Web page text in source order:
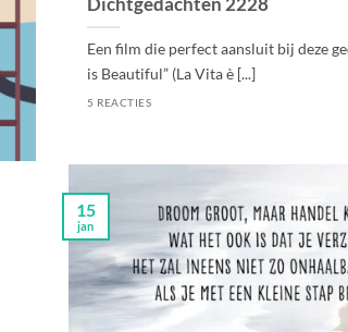
Dichtgedachten 2228
Een film die perfect aansluit bij deze
is Beautiful” (La Vita è [...]
5 REACTIES
15
jan